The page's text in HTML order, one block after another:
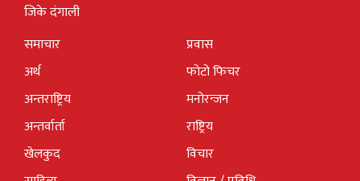
जिके दंगाली
समाचार
अर्थ
अन्तराष्ट्रिय
अन्तर्वार्ता
खेलकुद
प्रवास
फोटो फिचर
मनोरन्जन
राष्ट्रिय
विचार